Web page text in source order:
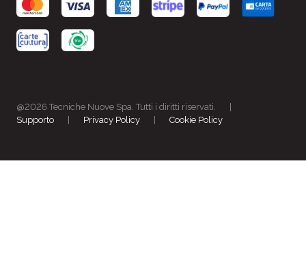
@2026 Tecniche Nuove Spa. Tutti i diritti riservati.
Supporto
Privacy Policy Cookie Policy